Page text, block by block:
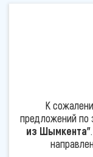
К
предложений по
из Шымкента"